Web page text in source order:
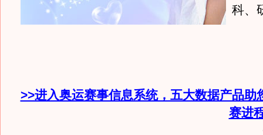
科、
>>进入奥运赛事信息系统，五大数据产品助
赛进